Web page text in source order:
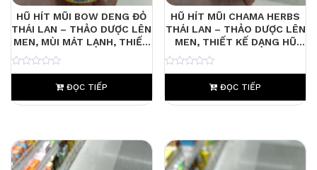
HŨ HÍT MŨI BOW DENG ĐỎ
THÁI LAN – THẢO DƯỢC LÊN
MEN, MÙI MÁT LẠNH, THIẾT
KẾ NƠ ĐỎ ĐẶC TRƯNG
0
ĐỌC TIẾP
HŨ HÍT MŨI CHAMA HERBS
THÁI LAN – THẢO DƯỢC LÊN
MEN, THIẾT KẾ DẠNG HŨ
NỘI ĐỊA CAO CẤP
0
ĐỌC TIẾP